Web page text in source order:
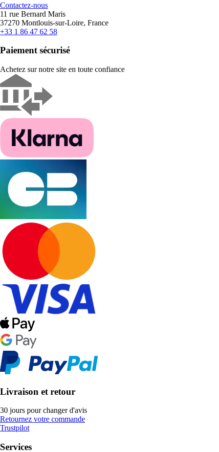
Contactez-nous
11 rue Bernard Maris
37270 Montlouis-sur-Loire, France
+33 1 86 47 62 58
Paiement sécurisé
Achetez sur notre site en toute confiance
Livraison et retour
30 jours pour changer d'avis
Retournez votre commande
Trustpilot
Services